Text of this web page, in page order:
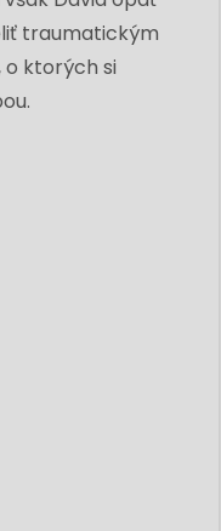
traumatickým
o ktorých si